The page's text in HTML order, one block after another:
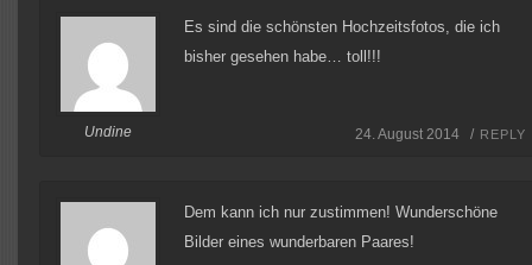
Undine
Es sind die schönsten Hochzeitsfotos, die ich
bisher gesehen habe… toll!!!
24. August 2014 / REPLY
Dem kann ich nur zustimmen! Wunderschöne
Bilder eines wunderbaren Paares!